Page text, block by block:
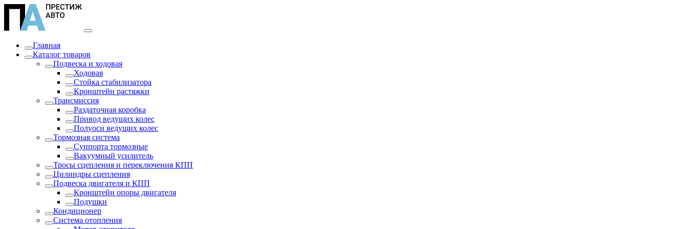
Главная
Каталог товаров
Подвеска и ходовая
Ходовая
Стойка стабилизатора
Кронштейн растяжки
Трансмиссия
Раздаточная коробка
Привод ведущих колес
Полуоси ведущих колес
Тормозная система
Суппорта тормозные
Вакуумный усилитель
Тросы сцепления и переключения КПП
Цилиндры сцепления
Подвеска двигателя и КПП
Кронштейн опоры двигателя
Подушки
Кондиционер
Система отопления